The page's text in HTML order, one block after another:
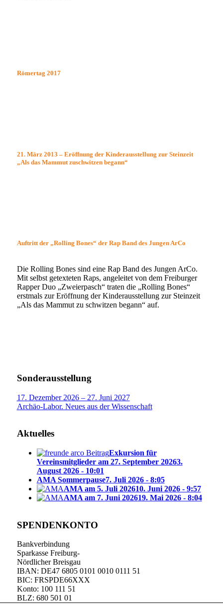
Römertag 2017
21. März 2013 – Eröffnung der Kinderausstellung zur Steinzeit
„Als das Mammut zuschwitzen begann“
Auftritt der „Rolling Bones“ der Rap Band des Jungen ArCo
Die Rolling Bones sind eine Rap Band des Jungen ArCo.
Mit selbst getexteten Raps, angeleitet von dem Freiburger
Rapper Duo „Zweierpasch“ traten die „Rolling Bones“
erstmals zur Eröffnung der Kinderausstellung zur Steinzeit
„Als das Mammut zu schwitzen begann“ auf.
Sonderausstellung
17. Dezember 2026 – 27. Juni 2027
Archäo-Labor. Neues aus der Wissenschaft
Aktuelles
Exkursion für
Vereinsmitglieder am 27. September 20263.
August 2026 - 10:01
AMA Sommerpause7. Juli 2026 - 8:05
AMA am 5. Juli 202610. Juni 2026 - 9:57
AMA am 7. Juni 202619. Mai 2026 - 8:04
SPENDENKONTO
Bankverbindung
Sparkasse Freiburg-
Nördlicher Breisgau
IBAN: DE47 6805 0101 0010 0111 51
BIC: FRSPDE66XXX
Konto: 100 111 51
BLZ: 680 501 01